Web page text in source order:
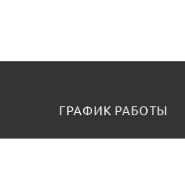
ГРАФИК РАБОТЫ